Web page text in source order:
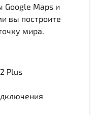
Google Maps и
вы построите
мира.
Plus